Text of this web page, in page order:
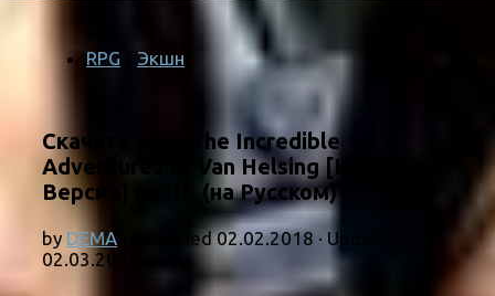
RPG Экшн
Скачать игру The Incredible
Adventures of Van Helsing [Новая
Версия] на ПК (на Русском)
by DEMA · Published02.02.2018 · Updated
02.03.2018